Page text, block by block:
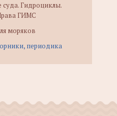
Гидроциклы.
ГИМС
моряков
периодика